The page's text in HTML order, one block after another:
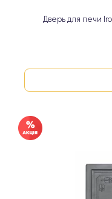
Дверь для печи